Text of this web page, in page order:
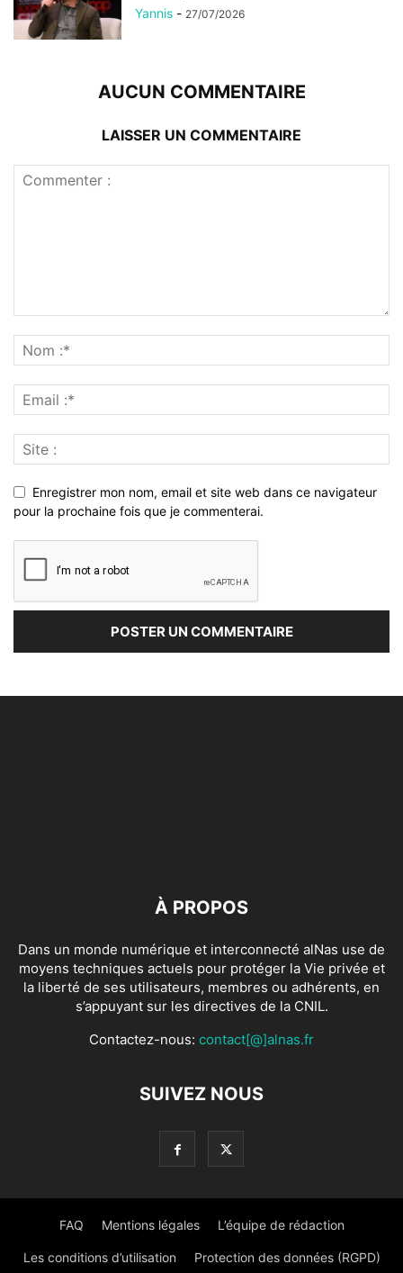
Yannis - 27/07/2026
AUCUN COMMENTAIRE
LAISSER UN COMMENTAIRE
Enregistrer mon nom, email et site web dans ce navigateur
pour la prochaine fois que je commenterai.
s’appuyant sur les directives de la CNIL.
SUIVEZ NOUS
Les conditions d’utilisation Protection des données (RGPD)
© CopyrightalNas.fr© 2026 Tous Droits Réservés